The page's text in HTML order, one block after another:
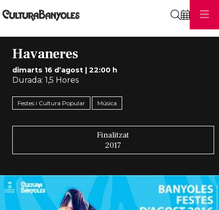
Havaneres
dimarts 16 d’agost| 22:00 h
Durada: 1,5 Hores
Festes i Cultura Popular Música
Finalitzat
2017